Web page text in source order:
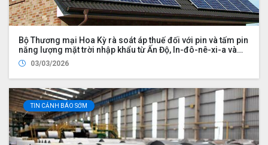
Bộ Thương mại Hoa Kỳ rà soát áp thuế đối với pin và tấm pin
năng lượng mặt trời nhập khẩu từ Ấn Độ, In-đô-nê-xi-a và
Lào03/03/2026
TIN CẢNH BÁO SỚM